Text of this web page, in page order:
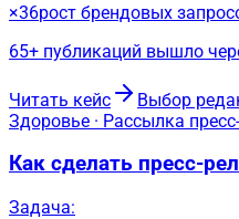
×36рост брендовых
65+ публикаций вышло
Читать кейс
Выбор
Здоровье · Рассылка
Как сделать пресс-
Задача: